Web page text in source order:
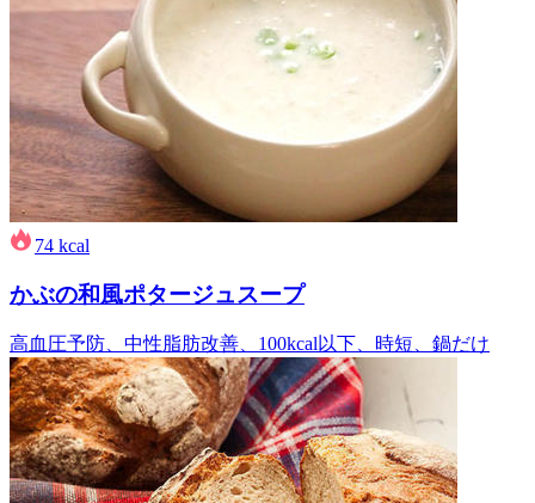
74 kcal
かぶの和風ポタージュスープ
高血圧予防、中性脂肪改善、100kcal以下、時短、鍋だけ